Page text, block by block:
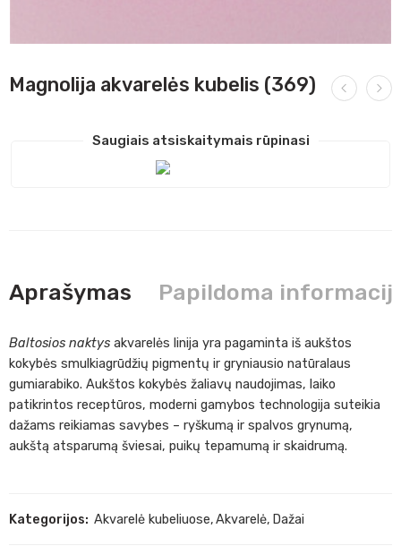
Magnolija akvarelės kubelis (369)
Saugiais atsiskaitymais rūpinasi
Aprašymas Papildoma
Baltosios naktys akvarelės linija yra pagaminta iš aukštos
kokybės smulkiagrūdžių pigmentų ir gryniausio natūralaus
gumiarabiko. Aukštos kokybės žaliavų naudojimas, laiko
patikrintos receptūros, moderni gamybos technologija suteikia
dažams reikiamas savybes – ryškumą ir spalvos grynumą,
aukštą atsparumą šviesai, puikų tepamumą ir skaidrumą.
Kategorijos: Akvarelė kubeliuose,Akvarelė, Dažai